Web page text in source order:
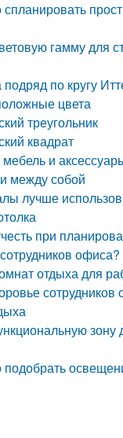
гамму для
подряд по кругу
цвета
треугольник
квадрат
мебель и
между собой
лучше
при
офиса?
отдыха для
подобрать